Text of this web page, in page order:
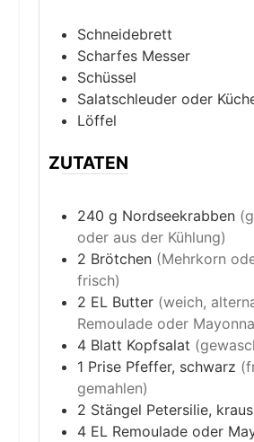
Schneidebrett
Scharfes Messer
Schüssel
Salatschleuder oder
Löffel
ZUTATEN
240 g Nordseekrabben
oder aus der Kühlung)
2 Brötchen (Mehrkorn
frisch)
2 EL Butter (weich,
Remoulade oder
4 Blatt Kopfsalat
1 Prise Pfeffer, schwarz
gemahlen)
2 Stängel Petersilie, kraus
4 EL Remoulade oder